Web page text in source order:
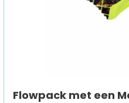
Flowpack met een